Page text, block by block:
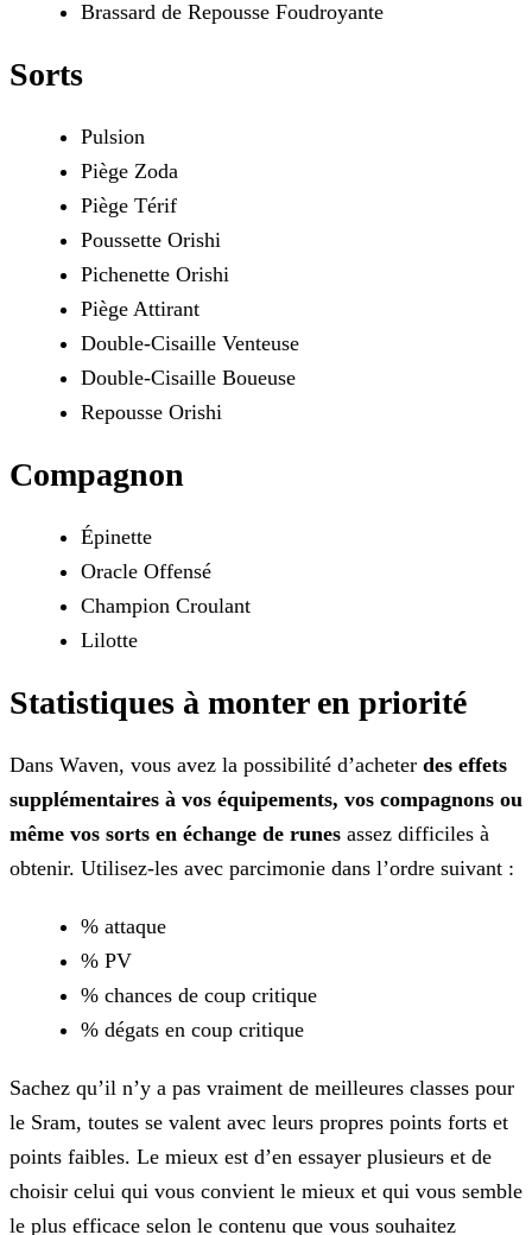
Brassard de Repousse Foudroyante
Sorts
Pulsion
Piège Zoda
Piège Térif
Poussette Orishi
Pichenette Orishi
Piège Attirant
Double-Cisaille Venteuse
Double-Cisaille Boueuse
Repousse Orishi
Compagnon
Épinette
Oracle Offensé
Champion Croulant
Lilotte
Statistiques à monter en priorité
Dans Waven, vous avez la possibilité d’acheter des effets
supplémentaires à vos équipements, vos compagnons ou
même vos sorts en échange de runes assez difficiles à
obtenir. Utilisez-les avec parcimonie dans l’ordre suivant :
% attaque
% PV
% chances de coup critique
% dégats en coup critique
Sachez qu’il n’y a pas vraiment de meilleures classes pour
le Sram, toutes se valent avec leurs propres points forts et
points faibles. Le mieux est d’en essayer plusieurs et de
choisir celui qui vous convient le mieux et qui vous semble
le plus efficace selon le contenu que vous souhaitez